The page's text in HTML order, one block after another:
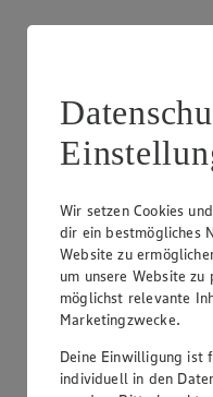
Angebot:
1.79
Festpreis
weiß oder
(1kg=7.16)
Wir setzen Cookies
dir ein bestmögliches
Website zu
um unsere Website
möglichst relevante
Marketingzwecke.
Deine Einwilligung ist
individuell in den